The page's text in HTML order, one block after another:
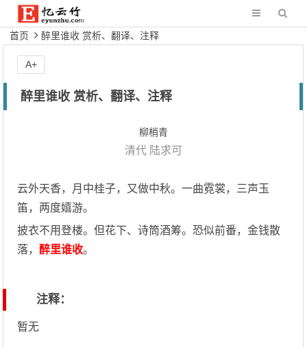
首页 醉里谁收 赏析、翻译、注释
醉里谁收 赏析、翻译、注释
柳梢青
清代 陆求可
云外天香，月中桂子，又做中秋。一曲霓裳，三声玉
笛，两度嬉游。
披衣不用登楼。但花下、诗筒酒筹。恐似前番，金钱散
落， 醉里谁收。
注释：
暂无
A+